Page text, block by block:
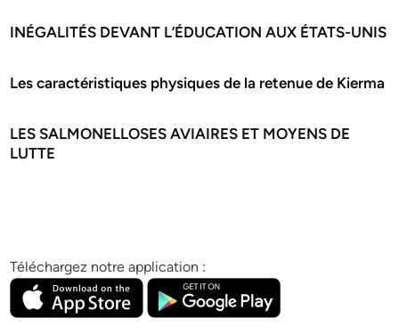
INÉGALITÉS DEVANT L’ÉDUCATION AUX ÉTATS-UNIS
Les caractéristiques physiques de la retenue de Kierma
LES SALMONELLOSES AVIAIRES ET MOYENS DE
LUTTE
Téléchargez notre application :